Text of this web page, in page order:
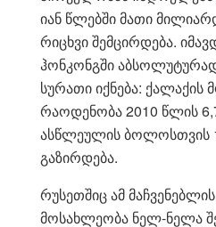
იან წლებში მათი
რიცხვი შემცირდება.
ჰონკონგში
სურათი იქნება: ქალაქის
რაოდენობა 2010 წლის
ასწლეულის ბოლოსთვის
გაზირდება.
რუსეთშიც ამ
მოსახლეობა ნელ-ნელა